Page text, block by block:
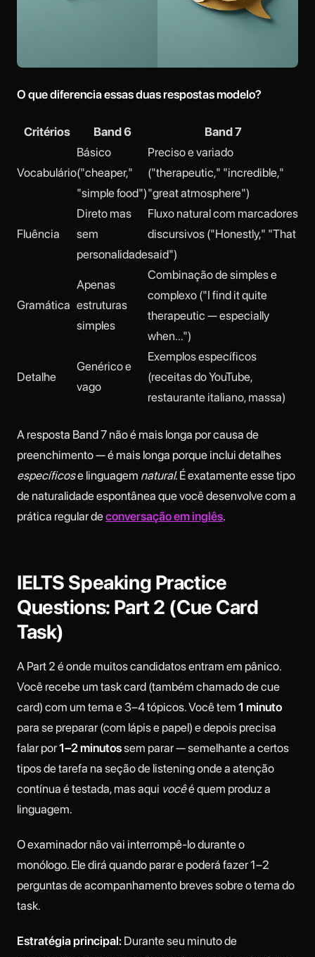
O que diferencia essas duas respostas modelo?
Critérios Band 6 Band 7
Vocabulário
Básico
("cheaper,"
"simple food")
Preciso e variado
("therapeutic," "incredible,"
"great atmosphere")
Fluência
Direto mas
sem
personalidade
Fluxo natural com marcadores
discursivos ("Honestly," "That
said")
Gramática
Apenas
estruturas
simples
Combinação de simples e
complexo ("I find it quite
therapeutic — especially
when...")
Detalhe
Genérico e
vago
Exemplos específicos
(receitas do YouTube,
restaurante italiano, massa)
A resposta Band 7 não é mais longa por causa de
preenchimento — é mais longa porque inclui detalhes
específicose linguagem natural. É exatamente esse tipo
de naturalidade espontânea que você desenvolve com a
prática regular deconversação em inglês.
IELTS Speaking Practice
Questions: Part 2 (Cue Card
Task)
A Part 2 é onde muitos candidatos entram em pânico.
Você recebe um task card (também chamado de cue
card) com um tema e 3–4 tópicos. Você tem 1 minuto
para se preparar (com lápis e papel) e depois precisa
falar por1–2 minutossem parar — semelhante a certos
tipos de tarefa na seção de listening onde a atenção
contínua é testada, mas aqui vocêé quem produz a
linguagem.
O examinador não vai interrompê-lo durante o
monólogo. Ele dirá quando parar e poderá fazer 1–2
perguntas de acompanhamento breves sobre o tema do
task.
Estratégia principal: Durante seu minuto de